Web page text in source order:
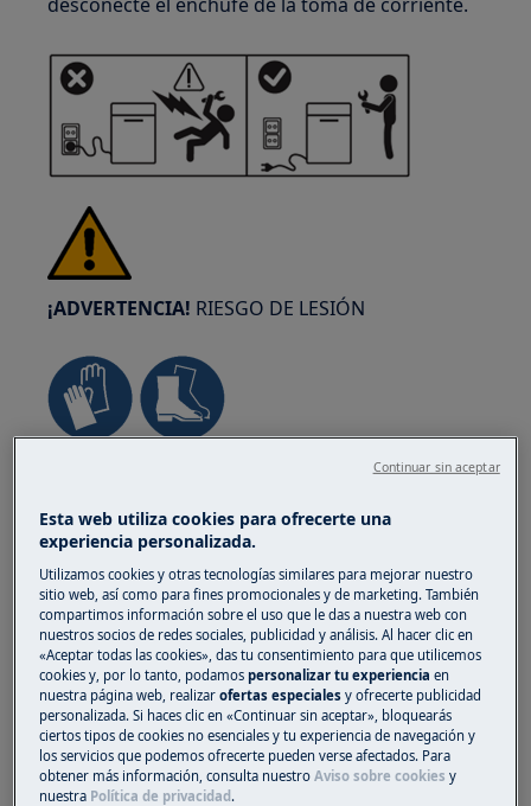
¡ADVERTENCIA! RIESGO DE LESIÓN
pesados es más seguro que los muevan dos
personas. Utilice siempre guantes de seguridad
y calzado de protección. Lleve guantes de
seguridad en todo momento para protegerse
de cortes con bordes afilados.
¡ADVERTENCIA!RIESGO DE LESIONES
Esta web utiliza cookies para ofrecerte una
experiencia personalizada.
Utilizamos cookies y otras tecnologías similares para mejorar nuestro
sitio web, así como para fines promocionales y de marketing. También
compartimos información sobre el uso que le das a nuestra web con
nuestros socios de redes sociales, publicidad y análisis. Al hacer clic en
«Aceptar todas las cookies», das tu consentimiento para que utilicemos
cookies y, por lo tanto, podamospersonalizar tu experienciaen
nuestra página web, realizarofertas especiales y ofrecerte publicidad
personalizada. Si haces clic en «Continuar sin aceptar», bloquearás
ciertos tipos de cookies no esenciales y tu experiencia de navegación y
los servicios que podemos ofrecerte pueden verse afectados. Para
obtener más información, consulta nuestroAviso sobre cookies y
nuestra Política de privacidad .
Continuar sin aceptar